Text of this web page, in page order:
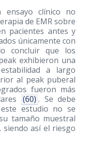
ensayo clínico no
de EMR sobre
pacientes antes y
únicamente con
concluir que los
exhibieron una
a largo
al peak puberal
fueron más
(60) . Se debe
estudio no se
tamaño muestral
siendo así el riesgo